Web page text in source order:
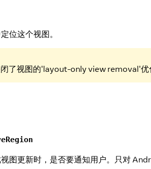
位这个视图。
了视图的'layout-only view removal'优
图更新时，是否要通知用户。只对